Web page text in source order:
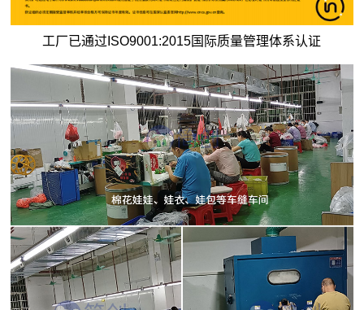
工厂已通过ISO9001:2015国际质量管理体系认证